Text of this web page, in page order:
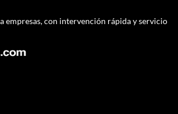
empresas, con intervención rápida y servicio